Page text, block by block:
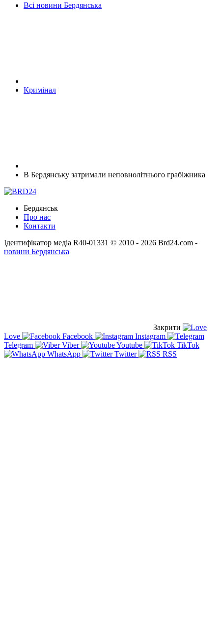
Всі новини Бердянська
Кримінал
В Бердянську затримали неповнолітнього грабіжника
Бердянськ
Про нас
Контакти
Ідентифікатор медіа R40-01331 © 2010 - 2026 Brd24.com -
новини Бердянська
Закрити
Love
Facebook
Instagram
Telegram
Viber Youtube
TikTok
WhatsApp
Twitter RSS